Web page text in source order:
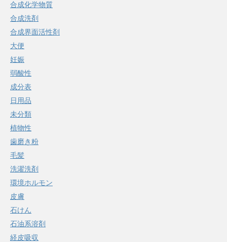
合成化学物質
合成洗剤
合成界面活性剤
大便
妊娠
弱酸性
成分表
日用品
未分類
植物性
歯磨き粉
毛髪
洗濯洗剤
環境ホルモン
皮膚
石けん
石油系溶剤
経皮吸収